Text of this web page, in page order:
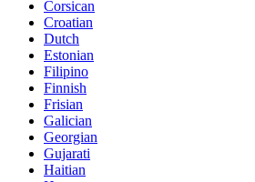
Corsican
Croatian
Dutch
Estonian
Filipino
Finnish
Frisian
Galician
Georgian
Gujarati
Haitian